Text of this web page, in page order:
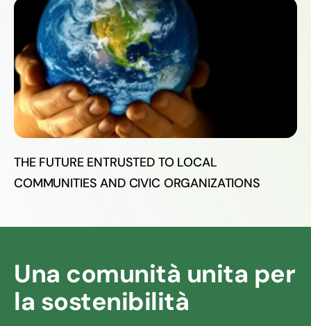
THE FUTURE ENTRUSTED TO LOCAL
COMMUNITIES AND CIVIC ORGANIZATIONS
Una comunità unita per
la sostenibilità